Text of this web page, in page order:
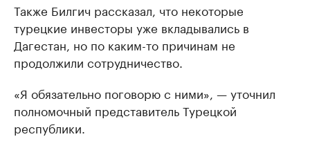
Также Билгич рассказал, что некоторые
турецкие инвесторы уже вкладывались в
Дагестан, но по каким-то причинам не
продолжили сотрудничество.
«Я обязательно поговорю с ними», — уточнил
полномочный представитель Турецкой
республики.